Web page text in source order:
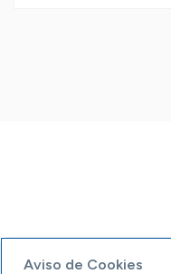
Aviso de Cookies